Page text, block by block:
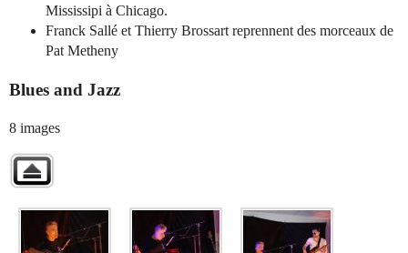
Mississipi à Chicago.
Franck Sallé et Thierry Brossart reprennent des morceaux de
Pat Metheny
Blues and Jazz
8 images